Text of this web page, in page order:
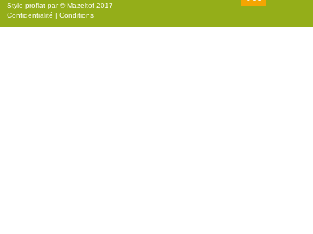
r
Style proflat par ©Mazeltof 2017
Confidentialité | Conditions